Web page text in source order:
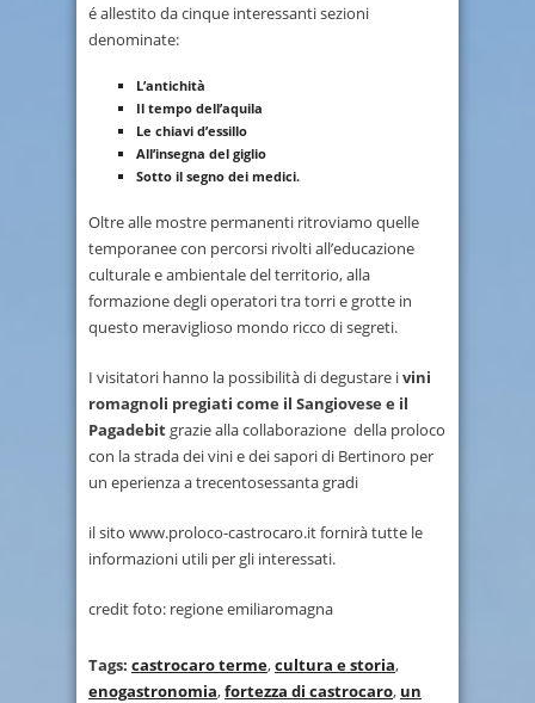
é allestito da cinque interessanti sezioni
denominate:
L’antichità
Il tempo dell’aquila
Le chiavi d’essillo
All’insegna del giglio
Sotto il segno dei medici.
Oltre alle mostre permanenti ritroviamo quelle
temporanee con percorsi rivolti all’educazione
culturale e ambientale del territorio, alla
formazione degli operatori tra torri e grotte in
questo meraviglioso mondo ricco di segreti.
I visitatori hanno la possibilità di degustare ivini
romagnoli pregiati come il Sangiovese e il
Pagadebitgrazie alla collaborazione della proloco
con la strada dei vini e dei sapori di Bertinoro per
un eperienza a trecentosessanta gradi
il sito www.proloco-castrocaro.it fornirà tutte le
informazioni utili per gli interessati.
credit foto: regione emiliaromagna
Tags: castrocaro terme,cultura e storia,
enogastronomia,fortezza di castrocaro, un